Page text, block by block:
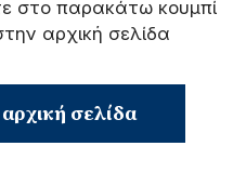
στο παρακάτω κουμπί
αρχική σελίδα
σελίδα